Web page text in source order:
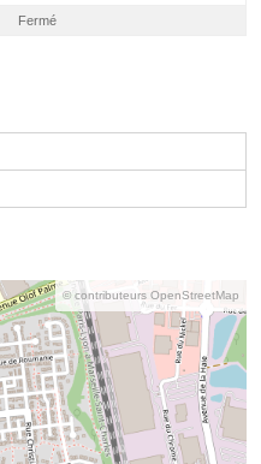
Fermé
© contributeurs OpenStreetMap